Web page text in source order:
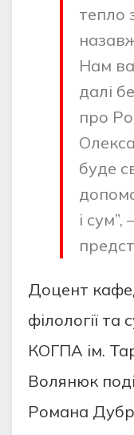
тепло
Нам
далі
про
буде
і
Доцент
філології та
КОГПА ім.
Волянюк
Романа